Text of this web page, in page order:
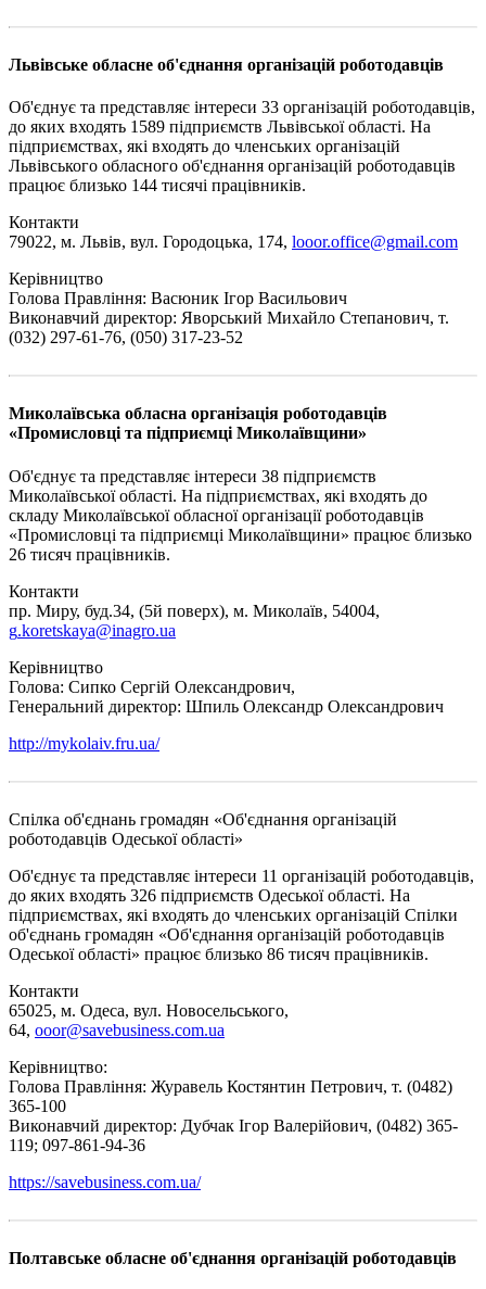
Львівське обласне об'єднання організацій роботодавців
Об'єднує та представляє інтереси 33 організацій роботодавців,
до яких входять 1589 підприємств Львівської області. На
підприємствах, які входять до членських організацій
Львівського обласного об'єднання організацій роботодавців
працює близько 144 тисячі працівників.
Контакти
79022, м. Львів, вул. Городоцька, 174, looor.office@gmail.com
Керівництво
Голова Правління: Васюник Ігор Васильович
Виконавчий директор: Яворський Михайло Степанович, т.
(032) 297-61-76, (050) 317-23-52
Миколаївська обласна організація роботодавців
«Промисловці та підприємці Миколаївщини»
Об'єднує та представляє інтереси 38 підприємств
Миколаївської області. На підприємствах, які входять до
складу Миколаївської обласної організації роботодавців
«Промисловці та підприємці Миколаївщини» працює близько
26 тисяч працівників.
Контакти
пр. Миру, буд.34, (5й поверх), м. Миколаїв, 54004,
g.koretskaya@inagro.ua
Керівництво
Голова: Сипко Сергій Олександрович,
Генеральний директор: Шпиль Олександр Олександрович
http://mykolaiv.fru.ua/
Спілка об'єднань громадян «Об'єднання організацій
роботодавців Одеської області»
Об'єднує та представляє інтереси 11 організацій роботодавців,
до яких входять 326 підприємств Одеської області. На
підприємствах, які входять до членських організацій Спілки
об'єднань громадян «Об'єднання організацій роботодавців
Одеської області» працює близько 86 тисяч працівників.
Контакти
65025, м. Одеса, вул. Новосельського,
64, ooor@savebusiness.com.ua
Керівництво:
Голова Правління: Журавель Костянтин Петрович, т. (0482)
365-100
Виконавчий директор: Дубчак Ігор Валерійович, (0482) 365-
119; 097-861-94-36
https://savebusiness.com.ua/
Полтавське обласне об'єднання організацій роботодавців